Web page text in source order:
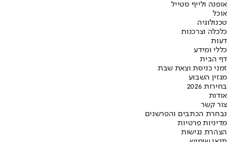
אופנה ולייף סטייל
אוכל
טכנולוגיה
כלכלה וצרכנות
דעות
כללי ומידע
דף הבית
זמני כניסת וצאת שבת
מגזין השבוע
בחירות 2026
אודות
צור קשר
נבחרת הכתבים והפרשנים
מדיניות פרטיות
הצהרת נגישות